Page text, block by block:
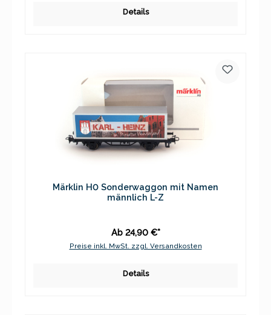
Details
Märklin H0 Sonderwaggon mit Namen
männlich L-Z
Ab 24,90 €*
Preise inkl. MwSt. zzgl. Versandkosten
Details